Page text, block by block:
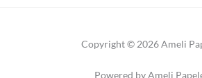
Copyright © 2026 Ameli
Powered by Ameli